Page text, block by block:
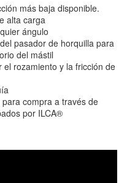
más baja disponible.
alta carga
ángulo
pasador de horquilla para
del mástil
rozamiento y la fricción de
compra a través de
por ILCA®